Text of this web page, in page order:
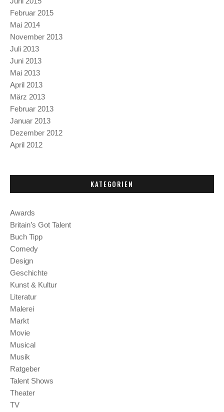
Februar 2015
Mai 2014
November 2013
Juli 2013
Juni 2013
Mai 2013
April 2013
März 2013
Februar 2013
Januar 2013
Dezember 2012
April 2012
KATEGORIEN
Awards
Britain’s Got Talent
Buch Tipp
Comedy
Design
Geschichte
Kunst & Kultur
Literatur
Malerei
Markt
Movie
Musical
Musik
Ratgeber
Talent Shows
Theater
TV